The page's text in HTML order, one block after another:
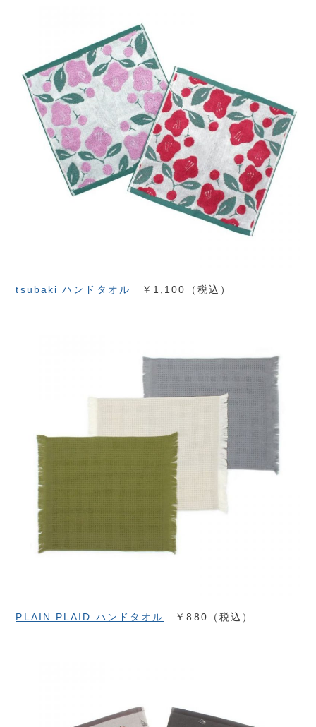
tsubaki ハンドタオル ￥1,100（税込）
PLAIN PLAID ハンドタオル ￥880（税込）